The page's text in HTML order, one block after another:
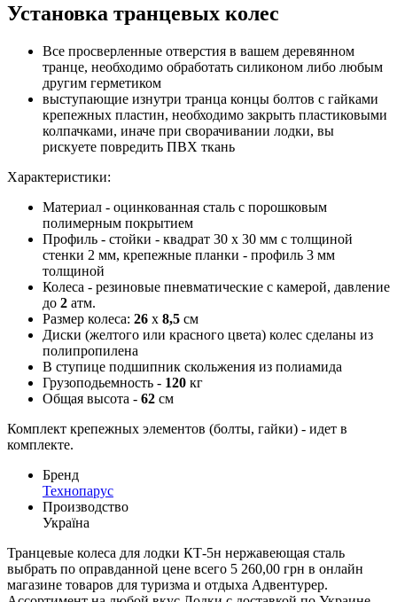
Установка транцевых колес
Все просверленные отверстия в вашем деревянном
транце, необходимо обработать силиконом либо любым
другим герметиком
выступающие изнутри транца концы болтов с гайками
крепежных пластин, необходимо закрыть пластиковыми
колпачками, иначе при сворачивании лодки, вы
рискуете повредить ПВХ ткань
Характеристики:
Материал - оцинкованная сталь с порошковым
полимерным покрытием
Профиль - стойки - квадрат 30 х 30 мм с толщиной
стенки 2 мм, крепежные планки - профиль 3 мм
толщиной
Колеса - резиновые пневматические с камерой, давление
до 2 атм.
Размер колеса: 26 х 8,5 см
Диски (желтого или красного цвета) колес сделаны из
полипропилена
В ступице подшипник скольжения из полиамида
Грузоподьемность - 120 кг
Общая высота - 62 см
Комплект крепежных элементов (болты, гайки) - идет в
комплекте.
Бренд
Технопарус
Производство
Україна
Транцевые колеса для лодки КТ-5н нержавеющая сталь
выбрать по оправданной цене всего 5 260,00 грн в онлайн
магазине товаров для туризма и отдыха Адвентурер.